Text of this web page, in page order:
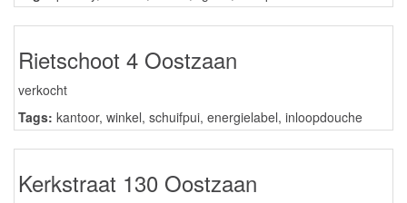
Rietschoot 4 Oostzaan
verkocht
Tags: kantoor, winkel, schuifpui, energielabel, inloopdouche
Kerkstraat 130 Oostzaan